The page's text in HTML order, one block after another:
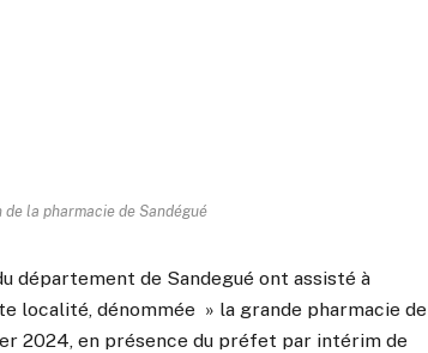
la pharmacie de Sandégué
département de Sandegué ont assisté à
localité, dénommée » la grande pharmacie de
2024, en présence du préfet par intérim de